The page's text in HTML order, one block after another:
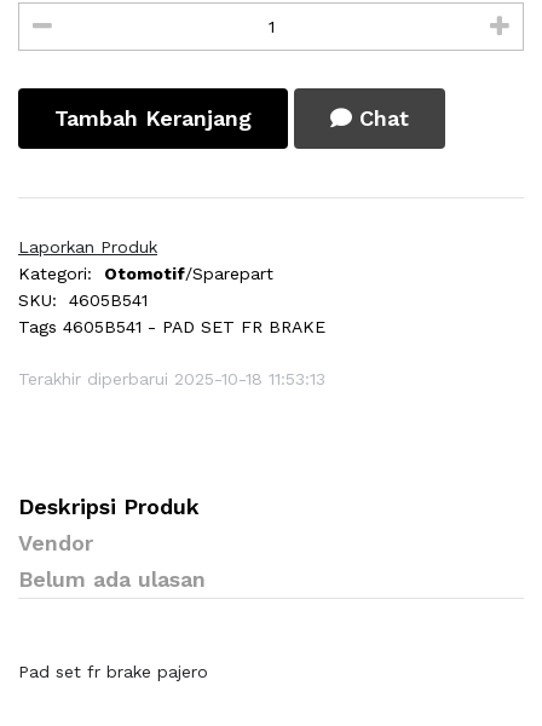
Tambah Keranjang Chat
Laporkan Produk
Kategori:
Otomotif/Sparepart
SKU:
4605B541
Tags 4605B541 - PAD SET FR BRAKE
Terakhir diperbarui 2025-10-18 11:53:13
Deskripsi Produk
Vendor
Belum ada ulasan
Pad set fr brake pajero